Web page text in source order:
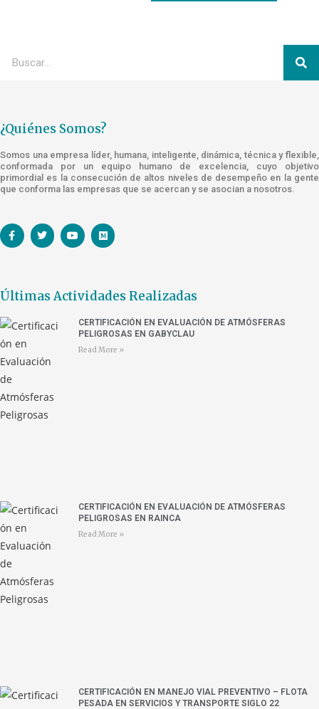
¿Quiénes Somos?
Somos una empresa líder, humana, inteligente, dinámica, técnica y flexible,
conformada por un equipo humano de excelencia, cuyo objetivo
primordial es la consecución de altos niveles de desempeño en la gente
que conforma las empresas que se acercan y se asocian a nosotros.
Últimas Actividades Realizadas
CERTIFICACIÓN EN EVALUACIÓN DE ATMÓSFERAS
PELIGROSAS EN GABYCLAU
Read More »
CERTIFICACIÓN EN EVALUACIÓN DE ATMÓSFERAS
PELIGROSAS EN RAINCA
Read More »
CERTIFICACIÓN EN MANEJO VIAL PREVENTIVO – FLOTA
PESADA EN SERVICIOS Y TRANSPORTE SIGLO 22